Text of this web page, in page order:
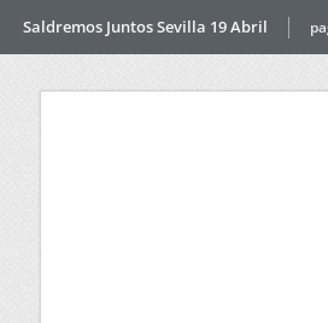
Saldremos Juntos Sevilla 19 Abril